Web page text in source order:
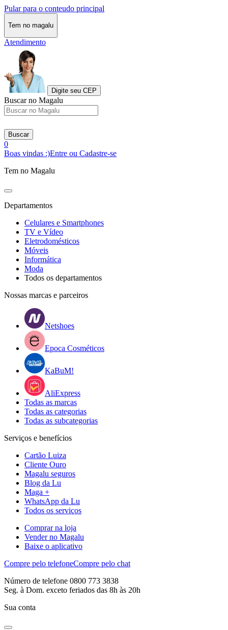
Pular para o conteudo principal
Tem no magalu
Atendimento
Digite seu CEP
Buscar no Magalu
Buscar
0
Boas vindas :)Entre ou Cadastre-se
Tem no Magalu
Departamentos
Celulares e Smartphones
TV e Vídeo
Eletrodomésticos
Móveis
Informática
Moda
Todos os departamentos
Nossas marcas e parceiros
Netshoes
Epoca Cosméticos
KaBuM!
AliExpress
Todas as marcas
Todas as categorias
Todas as subcategorias
Serviços e benefícios
Cartão Luiza
Cliente Ouro
Magalu seguros
Blog da Lu
Maga +
WhatsApp da Lu
Todos os serviços
Comprar na loja
Vender no Magalu
Baixe o aplicativo
Compre pelo telefoneCompre pelo chat
Número de telefone 0800 773 3838
Seg. à Dom. exceto feriados das 8h às 20h
Sua conta